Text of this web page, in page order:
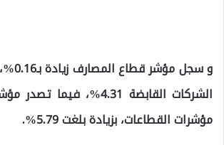
و سجل
الشركات القابضة 4.31%،
مؤشرات القطاعات، بزيادة بلغت 5.79%.